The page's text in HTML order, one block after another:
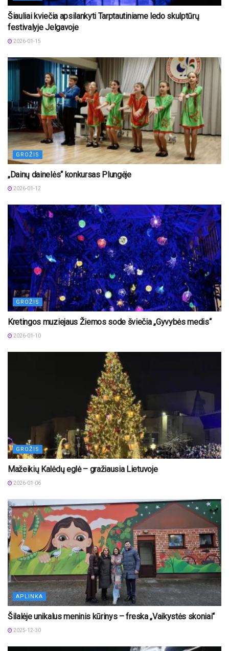
Šiauliai kviečia apsilankyti Tarptautiniame ledo skulptūrų
festivalyje Jelgavoje
2026-01-15
GROŽIS
„Dainų dainelės“ konkursas Plungėje
2026-01-12
GROŽIS
Kretingos muziejaus Žiemos sode šviečia „Gyvybės medis“
2026-01-10
GROŽIS
Mažeikių Kalėdų eglė – gražiausia Lietuvoje
2026-01-06
APLINKA
Šilalėje unikalus meninis kūrinys – freska „Vaikystės skoniai“
2025-12-30